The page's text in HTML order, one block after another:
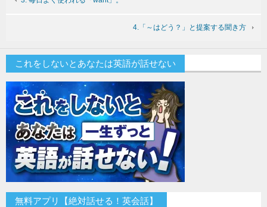
4.「～はどう？」と提案する聞き方
これをしないとあなたは英語が話せない
無料アプリ【絶対話せる！英会話】